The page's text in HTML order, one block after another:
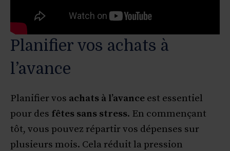
Planifier vos achats à
l’avance
Planifier vos achats à l’avance est essentiel
pour des fêtes sans stress. En commençant
tôt, vous pouvez répartir vos dépenses sur
plusieurs mois. Cela réduit la pression